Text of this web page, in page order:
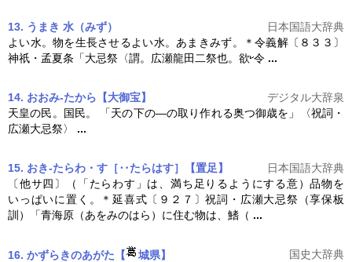
13. うまき 水（みず）
日本国語大辞典
よい水。物を生長させるよい水。あまきみず。＊令義解〔８３３〕
神祇・孟夏条「大忌祭 〈謂。広瀬龍田二祭也。欲 令 ...
14. おおみ‐たから【大御宝】
デジタル大辞泉
天皇の民。国民。 「天の下の―の取り作れる奥つ御歳を」〈祝詞・
広瀬大忌祭〉 ...
15. おき‐たらわ・す［‥たらはす］【置足】
日本国語大辞典
〔他サ四〕（「たらわす」は、満ち足りるようにする意）品物を
いっぱいに置く。＊延喜式〔９２７〕祝詞・広瀬大忌祭 （享保板
訓）「青海原（あをみのはら）に住む物は、鰭（ ...
16. かずらきのあがた【 城県】
国史大辞典